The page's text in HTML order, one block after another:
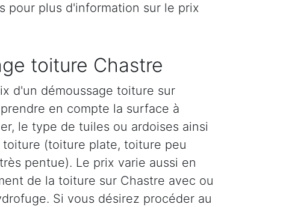
pour plus d'information sur le prix
toiture Chastre
d'un démoussage toiture sur
en compte la surface à
le type de tuiles ou ardoises ainsi
(toiture plate, toiture peu
pentue). Le prix varie aussi en
de la toiture sur Chastre avec ou
Si vous désirez procéder au